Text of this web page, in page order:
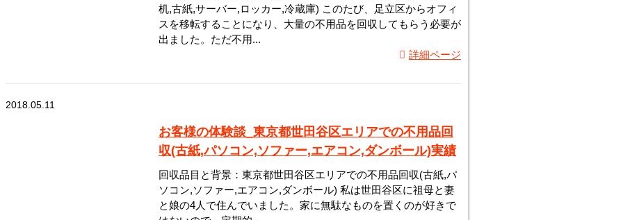
机,古紙,サーバー,ロッカー,冷蔵庫) このたび、足立区からオフィ
スを移転することになり、大量の不用品を回収してもらう必要が
出ました。ただ不用...
詳細ページ
2018.05.11
お客様の体験談_東京都世田谷区エリアでの不用品回
収(古紙,パソコン,ソファー,エアコン,ダンボール)実績
回収品目と背景：東京都世田谷区エリアでの不用品回収(古紙,パ
ソコン,ソファー,エアコン,ダンボール) 私は世田谷区に祖母と妻
と娘の4人で住んでいました。家に無駄なものを置くのが好きで